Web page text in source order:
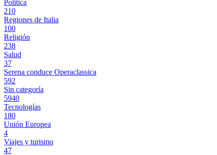
Politica
210
Regiones de Italia
100
Religión
238
Salud
37
Serena conduce Operaclassica
592
Sin categoría
5940
Tecnologías
180
Unión Europea
4
Viajes y turismo
47